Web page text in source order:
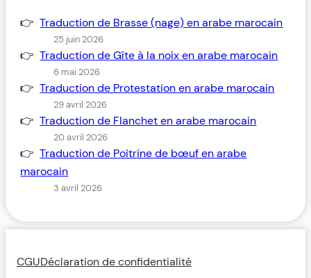
Traduction de Brasse (nage) en arabe marocain
25 juin 2026
Traduction de Gîte à la noix en arabe marocain
6 mai 2026
Traduction de Protestation en arabe marocain
29 avril 2026
Traduction de Flanchet en arabe marocain
20 avril 2026
Traduction de Poitrine de bœuf en arabe
marocain
3 avril 2026
CGUDéclaration de confidentialité